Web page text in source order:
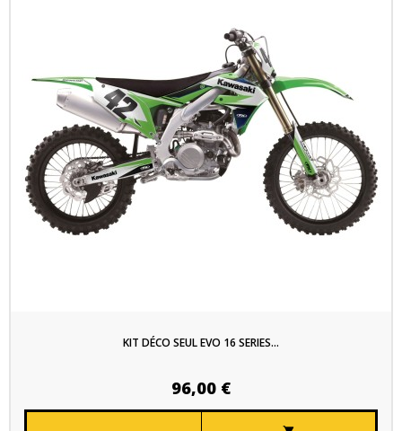
KIT DÉCO SEUL EVO 16 SERIES...
96,00 €